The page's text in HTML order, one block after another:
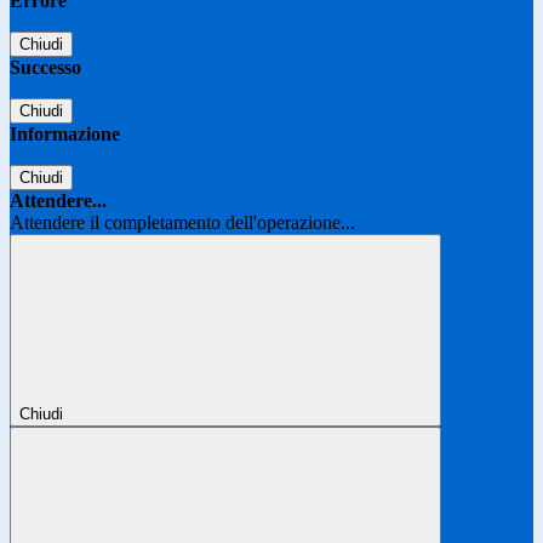
Chiudi
Successo
Chiudi
Informazione
Chiudi
Attendere...
Attendere il completamento dell'operazione...
Chiudi